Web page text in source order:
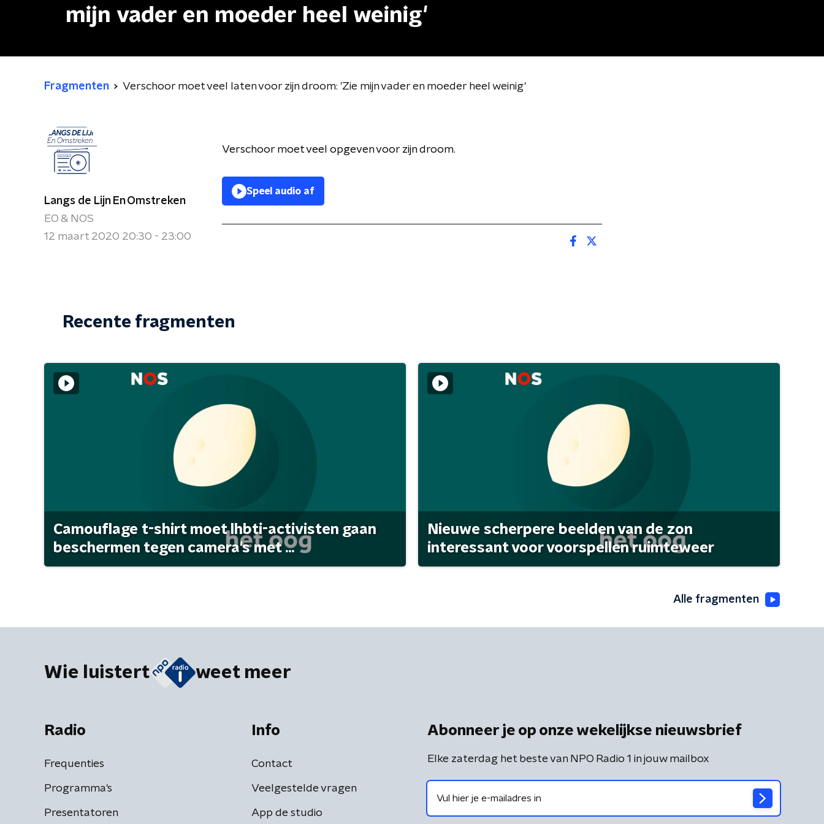
mijn vader en moeder heel weinig'
Fragmenten Verschoor moet veel laten voor zijn droom: 'Zie mijn vader en moeder heel weinig'
Langs de Lijn En Omstreken
EO & NOS
12 maart 2020 20:30 - 23:00
Verschoor moet veel opgeven voor zijn droom.
Speel audio af
Recente fragmenten
Camouflage t-shirt moet lhbti-activisten gaan
beschermen tegen camera's met ...
Nieuwe scherpere beelden van de zon
interessant voor voorspellen ruimteweer
Alle fragmenten
Wie luistert weet meer
Radio
Frequenties
Programma's
Presentatoren
Info
Contact
Veelgestelde vragen
App de studio
Abonneer je op onze wekelijkse nieuwsbrief
Elke zaterdag het beste van NPO Radio 1 in jouw mailbox